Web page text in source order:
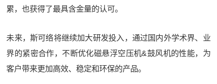
累，也获得了最具含金量的认可。
未来，斯可络将继续加大研发投入，通过国内外学术界、业
界的紧密合作，不断优化磁悬浮空压机&鼓风机的性能，为
客户带来更加高效、稳定和环保的产品。